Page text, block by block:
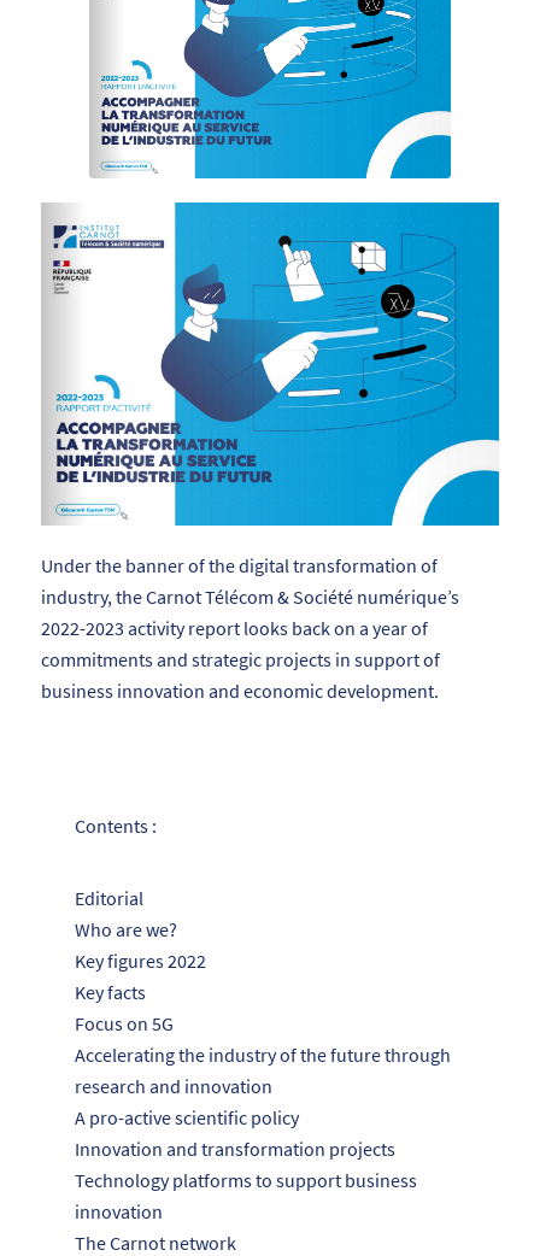
Under the banner of the digital transformation of
industry, the Carnot Télécom & Société numérique’s
2022-2023 activity report looks back on a year of
commitments and strategic projects in support of
business innovation and economic development.
Contents :
Editorial
Who are we?
Key figures 2022
Key facts
Focus on 5G
Accelerating the industry of the future through
research and innovation
A pro-active scientific policy
Innovation and transformation projects
Technology platforms to support business
innovation
The Carnot network